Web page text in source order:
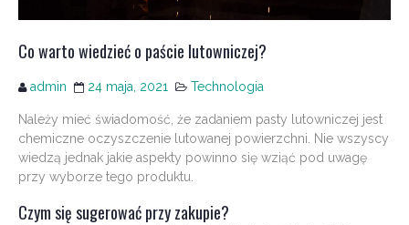
Co warto wiedzieć o paście lutowniczej?
admin 24 maja, 2021 Technologia
Należy mieć świadomość, że zadaniem pasty lutowniczej jest
chemiczne oczyszczenie lutowanej powierzchni. Nie wszyscy
wiedzą jednak jakie aspekty powinno się wziąć pod uwagę
przy wyborze tego produktu.
Czym się sugerować przy zakupie?